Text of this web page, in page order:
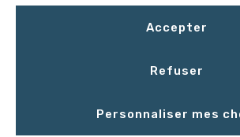
Accepter
Refuser
Personnaliser mes
Le vendredi : 8h00 - 16h30